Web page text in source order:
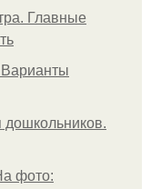
Главные
дошкольников.
фото: